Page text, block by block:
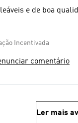
e de boa
Incentivada
comentário
Ler mais